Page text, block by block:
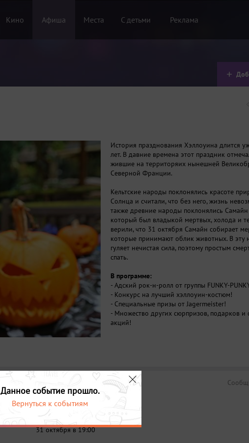
Кино Афиша Места С детьми Реклама
История празднования Хэллоуина длится
лет. В давние времена этот праздник
жившие на территоряих нынешней
Северной Франции.
Кельтские народы поклонялись красоте
Солнца и считали, что без него, жизнь
также древние народы поклонялись
который был владыкой мертвых, холода и
верили, что 31 октября Самайн собирает
которые принимают облик животных. В эту
гуляет нечистая сила, поэтому простым
спать.
В программе:
- Адский рок-н-ролл от группы FUNKY-
- Конкурс на лучший хэллоуин-костюм!
- Специальные призы от Jagermeister!
- Множество других сюрпризов, подарков и
акций!
Дата
31 октября в 19:00
Данное событие прошло.
Вернуться к событиям